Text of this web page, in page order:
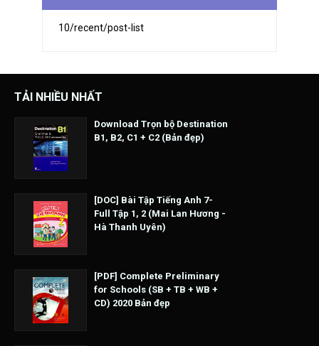
10/recent/post-list
TẢI NHIỀU NHẤT
Download Trọn bộ Destination
B1, B2, C1 + C2 (Bản đẹp)
[DOC] Bài Tập Tiếng Anh 7-
Full Tập 1, 2 (Mai Lan Hương -
Hà Thanh Uyên)
[PDF] Complete Preliminary
for Schools (SB + TB + WB +
CD) 2020 Bản đẹp